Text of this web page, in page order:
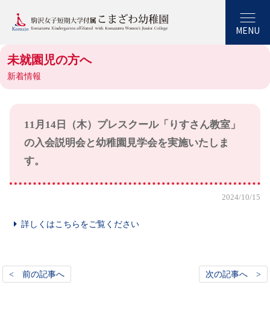
MENU
未就園児の方へ
新着情報
11月14日（木）プレスクール「りすさん教室」
の入会説明会と幼稚園見学会を実施いたしま
す。
2024/10/15
詳しくはこちらをご覧ください
< 前の記事へ 次の記事へ >